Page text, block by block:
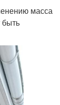
масса
быть